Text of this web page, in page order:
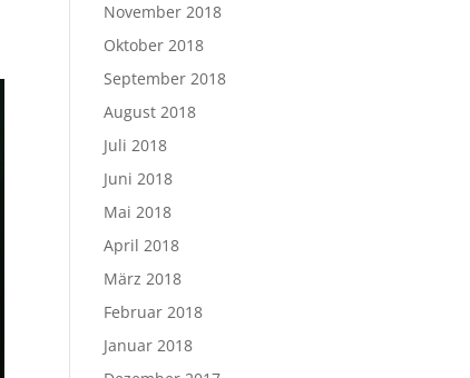
November 2018
Oktober 2018
September 2018
August 2018
Juli 2018
Juni 2018
Mai 2018
April 2018
März 2018
Februar 2018
Januar 2018